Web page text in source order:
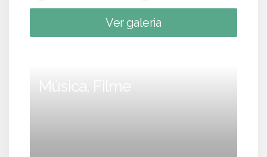
Ver galeria
Música, Filme